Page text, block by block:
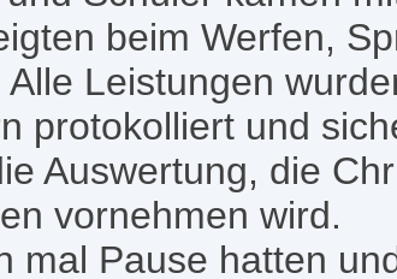
beim Werfen,
Leistungen
protokolliert und
Auswertung, die
vornehmen wird.
mal Pause hatten